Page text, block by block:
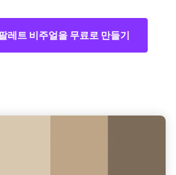
레트 비주얼을 무료로 만들기